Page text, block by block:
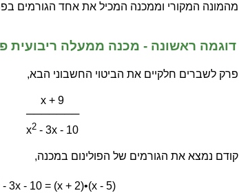
מהמונה המקורי וממכנה המכיל את אחד הגורמים
דוגמה ראשונה - מכנה ממעלה ריבועית
פרק לשברים חלקיים את הביטוי החשבוני הבא,
x + 9
───────
x2 - 3x - 10
קודם נמצא את הגורמים של הפולינום במכנה,
- 3x - 10 = (x + 2)•(x - 5)